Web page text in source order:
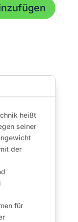
heißt
seiner
der
für